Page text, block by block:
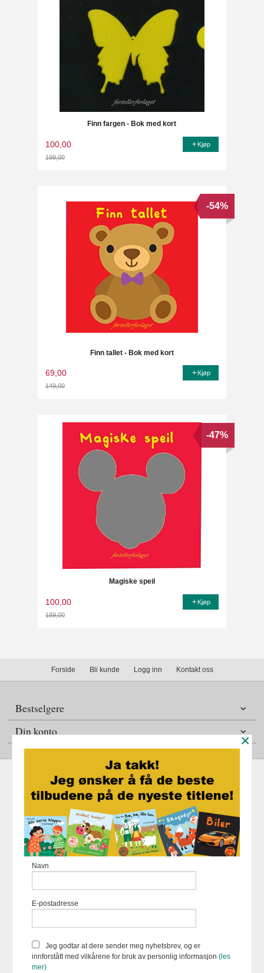
Finn fargen - Bok med kort
100,00
199,00
Kjøp
Finn tallet - Bok med kort
69,00
149,00
-54%
Kjøp
Magiske speil
100,00
189,00
-47%
Kjøp
Forside Bli kunde Logg inn Kontakt oss
Bestselgere
Din konto
Kjøpsbetingelser Sikkerhet og personvern
Nyhetsbrev
Foretaksregisteret 883 957 652
du får en bedre kjøpsopplevelse og
bruker cookies hovedsaklig til å
hva du har puttet i handlekurven
din. Fortsett å bruke siden som
×
Navn
E-postadresse
Jeg godtar at dere sender meg nyhetsbrev, og er
innforstått med vilkårene for bruk av personlig informasjon(les
mer)